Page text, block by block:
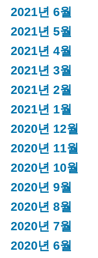
2021년 6월
2021년 5월
2021년 4월
2021년 3월
2021년 2월
2021년 1월
2020년 12월
2020년 11월
2020년 10월
2020년 9월
2020년 8월
2020년 7월
2020년 6월